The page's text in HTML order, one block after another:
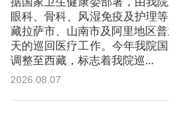
眼科、骨科、风湿免疫及护理
藏拉萨市、山南市及阿里地区
天的巡回医疗工作。今年我院
调整至西藏，标志着我院巡...
2026.08.07